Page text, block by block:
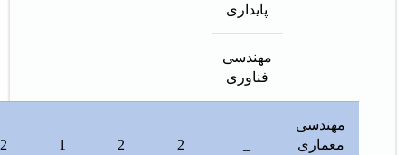
پايداری
مهندسی
فناوری
مهندسی
معماری
2
2
1
2